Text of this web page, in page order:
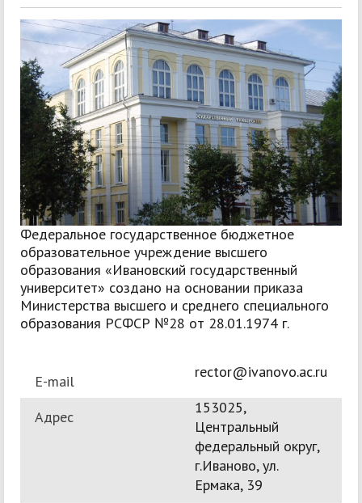
Федеральное государственное бюджетное
образовательное учреждение высшего
образования «Ивановский государственный
университет» создано на основании приказа
Министерства высшего и среднего специального
образования РСФСР №28 от 28.01.1974 г.
E-mail
rector@ivanovo.ac.ru
Адрес
153025,
Центральный
федеральный округ,
г.Иваново, ул.
Ермака, 39